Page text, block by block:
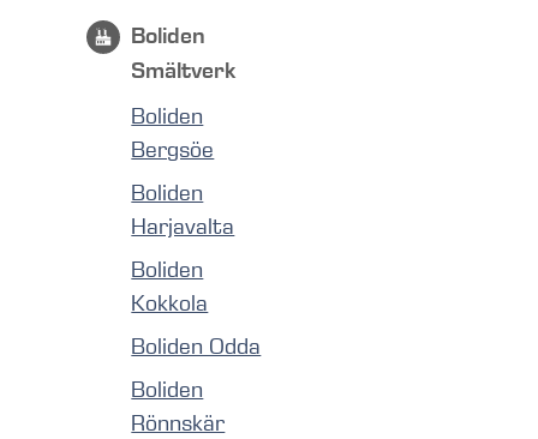
Boliden
Smältverk
Boliden
Bergsöe
Boliden
Harjavalta
Boliden
Kokkola
Boliden Odda
Boliden
Rönnskär